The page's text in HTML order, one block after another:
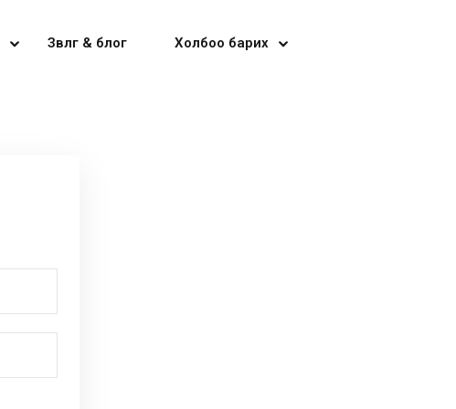
Зөвлөгөө & блог Холбоо барих